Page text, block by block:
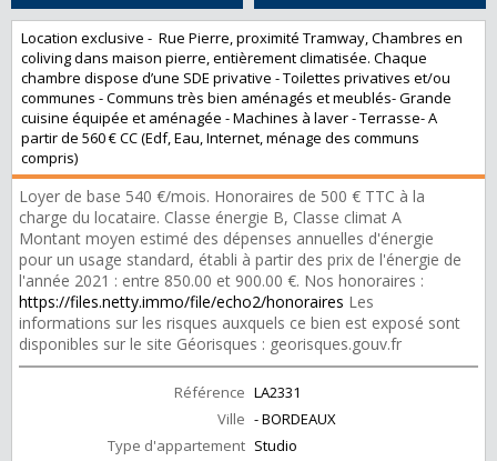
Location exclusive - Rue Pierre, proximité Tramway, Chambres en
coliving dans maison pierre, entièrement climatisée. Chaque
chambre dispose d’une SDE privative - Toilettes privatives et/ou
communes - Communs très bien aménagés et meublés- Grande
cuisine équipée et aménagée - Machines à laver - Terrasse- A
partir de 560 € CC (Edf, Eau, Internet, ménage des communs
compris)
Loyer de base 540 €/mois. Honoraires de 500 € TTC à la
charge du locataire. Classe énergie B, Classe climat A
Montant moyen estimé des dépenses annuelles d'énergie
pour un usage standard, établi à partir des prix de l'énergie de
l'année 2021 : entre 850.00 et 900.00 €. Nos honoraires :
https://files.netty.immo/file/echo2/honoraires Les
informations sur les risques auxquels ce bien est exposé sont
disponibles sur le site Géorisques : georisques.gouv.fr
Référence LA2331
Ville - BORDEAUX
Type d'appartement Studio